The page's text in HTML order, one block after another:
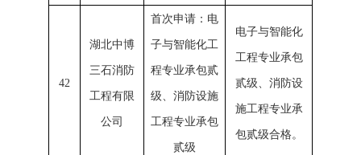
42
湖北中博
三石消防
工程有限
公司
首次申请：电
子与智能化工
程专业承包贰
级、消防设施
工程专业承包
贰级
电子与智能化
工程专业承包
贰级、消防设
施工程专业承
包贰级合格。